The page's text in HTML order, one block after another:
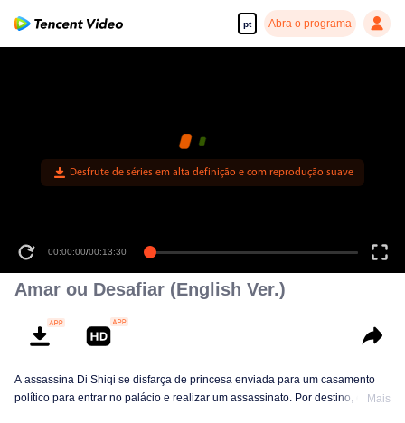
pt Abra o programa
Desfrute de séries em alta definição e com reprodução suave
00:00:00/00:13:30
Amar ou Desafiar (English Ver.)
A assassina Di Shiqi se disfarça de princesa enviada para um casamento
político para entrar no palácio e realizar um assassinato. Por destino, elaMais